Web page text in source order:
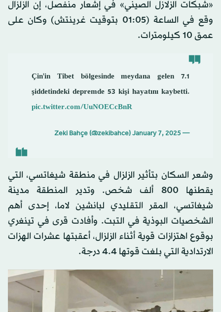
«شبكات الزلازل الصيني» في إشعار منفصل، إن الزلزال
وقع في الساعة (01:05 بتوقيت غرينتش) وكان على
عمق 10 كيلومترات.
Çin'in Tibet bölgesinde meydana gelen 7.1
şiddetindeki depremde 53 kişi hayatını kaybetti.
pic.twitter.com/UuNOECcBnR
— Zeki Bahçe (@zekibahce)
January 7, 2025
وشعر السكان بتأثير الزلزال في منطقة شيغاتسي، التي
يقطنها 800 ألف شخص. وتدير المنطقة مدينة
شيغاتسي، المقر التقليدي لبانشين لاما، إحدى أهم
الشخصيات البوذية في التبت. وأفادت قرى في تينغري
بوقوع اهتزازات قوية أثناء الزلزال، أعقبتها عشرات الهزات
الارتدادية التي بلغت قوتها 4.4 درجة.